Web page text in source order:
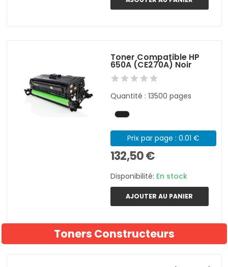
Toner Compatible HP
650A (CE270A) Noir
Quantité : 13500 pages
Prix par page : 0.01 €
132,50 €
Disponibilité: En stock
AJOUTER AU PANIER
Toners Constructeurs